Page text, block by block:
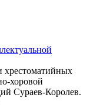
хрестоматийных
хоровой
Сураев-Королев.